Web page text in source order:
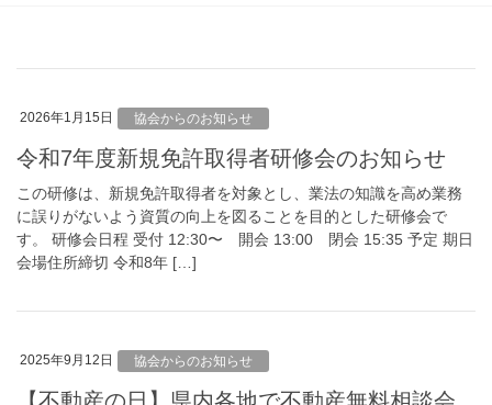
2026年1月15日 協会からのお知らせ
令和7年度新規免許取得者研修会のお知らせ
この研修は、新規免許取得者を対象とし、業法の知識を高め業務
に誤りがないよう資質の向上を図ることを目的とした研修会で
す。 研修会⽇程 受付 12:30〜 開会 13:00 閉会 15:35 予定 期⽇
会場住所締切 令和8年 […]
2025年9月12日 協会からのお知らせ